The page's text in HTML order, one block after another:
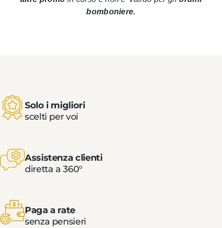
bomboniere.
Solo i migliori
scelti per voi
Assistenza clienti
diretta a 360°
Paga a rate
senza pensieri